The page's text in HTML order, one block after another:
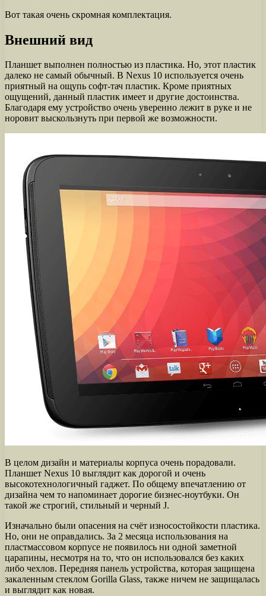
Вот такая очень скромная комплектация.
Внешний вид
Планшет выполнен полностью из пластика. Но, этот пластик
далеко не самый обычный. В Nexus 10 используется очень
приятный на ощупь софт-тач пластик. Кроме приятных
ощущений, данный пластик имеет и другие достоинства.
Благодаря ему устройство очень уверенно лежит в руке и не
норовит выскользнуть при первой же возможности.
В целом дизайн и материалы корпуса очень порадовали.
Планшет Nexus 10 выглядит как дорогой и очень
высокотехнологичный гаджет. По общему впечатлению от
дизайна чем то напоминает дорогие бизнес-ноутбуки. Он
такой же строгий, стильный и черный J.
Изначально были опасения на счёт износостойкости пластика.
Но, они не оправдались. За 2 месяца использования на
пластмассовом корпусе не появилось ни одной заметной
царапины, несмотря на то, что он использовался без каких
либо чехлов. Передняя панель устройства, которая защищена
закаленным стеклом Gorilla Glass, также ничем не защищалась
и выглядит как новая.